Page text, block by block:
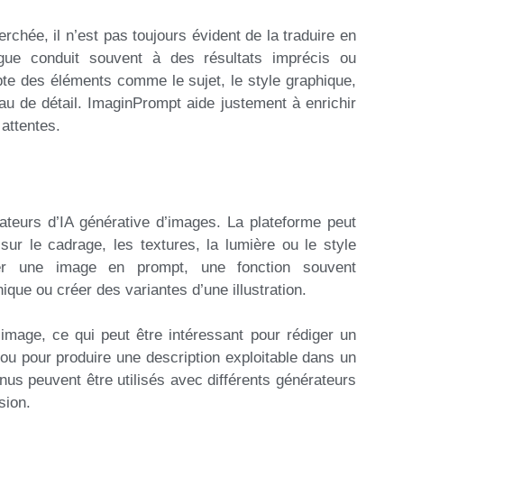
il n’est pas toujours évident de la traduire en
conduit souvent à des résultats imprécis ou
des éléments comme le sujet, le style graphique,
de détail. ImaginPrompt aide justement à enrichir
d’IA générative d’images. La plateforme peut
le cadrage, les textures, la lumière ou le style
une image en prompt, une fonction souvent
ou créer des variantes d’une illustration.
ce qui peut être intéressant pour rédiger un
pour produire une description exploitable dans un
peuvent être utilisés avec différents générateurs